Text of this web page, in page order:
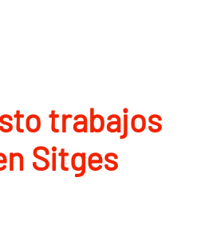
trabajos
Sitges